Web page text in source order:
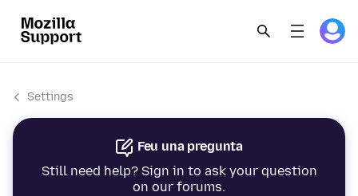
Settings
Feu una pregunta
Still need help? Sign in to ask your question
on our forums.